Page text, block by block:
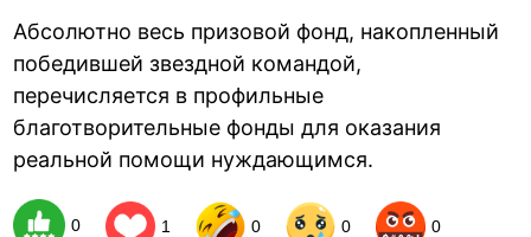
Абсолютно весь призовой фонд, накопленный
победившей звездной командой,
перечисляется в профильные
благотворительные фонды для оказания
реальной помощи нуждающимся.
0 1 0 0 0